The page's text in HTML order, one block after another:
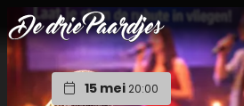
15 mei 20:00